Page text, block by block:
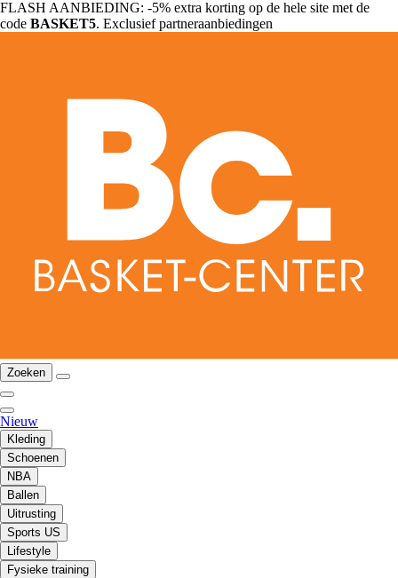
FLASH AANBIEDING: -5% extra korting op de hele site met de
code BASKET5. Exclusief partneraanbiedingen
Zoeken
Nieuw
Kleding
Schoenen
NBA
Ballen
Uitrusting
Sports US
Lifestyle
Fysieke training